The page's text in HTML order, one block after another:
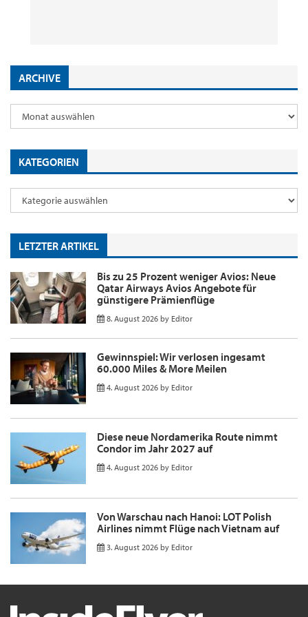
ARCHIVE
KATEGORIEN
LETZTER ARTIKEL
Bis zu 25 Prozent weniger Avios: Neue
Qatar Airways Avios Angebote für
günstigere Prämienflüge
8. August 2026 by Editor
Gewinnspiel: Wir verlosen ingesamt
60.000 Miles & More Meilen
4. August 2026 by Editor
Diese neue Nordamerika Route nimmt
Condor im Jahr 2027 auf
4. August 2026 by Editor
Von Warschau nach Hanoi: LOT Polish
Airlines nimmt Flüge nach Vietnam auf
3. August 2026 by Editor